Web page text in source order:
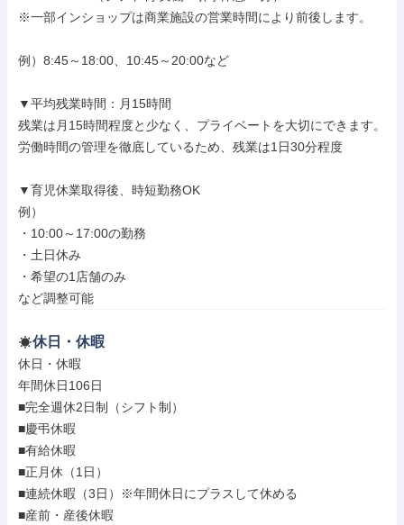
※一部インショップは商業施設の営業時間により前後します。
例）8:45～18:00、10:45～20:00など
▼平均残業時間：月15時間
残業は月15時間程度と少なく、プライベートを大切にできます。
労働時間の管理を徹底しているため、残業は1日30分程度
▼育児休業取得後、時短勤務OK
例）
・10:00～17:00の勤務
・土日休み
・希望の1店舗のみ
など調整可能
休日・休暇
休日・休暇
年間休日106日
■完全週休2日制（シフト制）
■慶弔休暇
■有給休暇
■正月休（1日）
■連続休暇（3日）※年間休日にプラスして休める
■産前・産後休暇